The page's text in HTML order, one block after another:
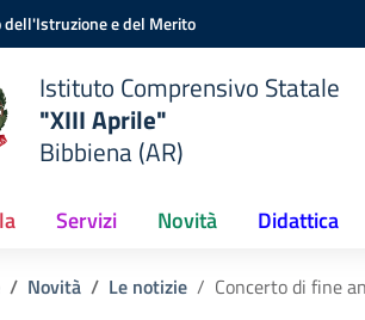
e del Merito
Istituto Comprensivo Statale
"XIII Aprile"
Bibbiena (AR)
Servizi Novità Didattica
Novità Le notizie Concerto di fine